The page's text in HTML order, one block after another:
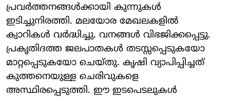
പ്രവർത്തനങ്ങൾക്കായി കുന്നുകൾ
ഇടിച്ചുനിരത്തി. മലയോര മേഖലകളിൽ
ക്വാറികൾ വർദ്ധിച്ചു. വനങ്ങൾ വിഭജിക്കപ്പെട്ടു.
പ്രകൃതിദത്ത ജലപാതകൾ തടസ്സപ്പെടുകയോ
മാറ്റപ്പെടുകയോ ചെയ്തു. കൃഷി വ്യാപിപ്പിച്ചത്
കുത്തനെയുള്ള ചെരിവുകളെ
അസ്ഥിരപ്പെടുത്തി. ഈ ഇടപെടലുകൾ